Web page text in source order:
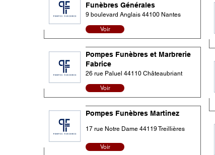
Funèbres Générales
9 boulevard Anglais 44100 Nantes
Voir
Pompes Funèbres et Marbrerie
Fabrice
26 rue Paluel 44110 Châteaubriant
Voir
Pompes Funèbres Martinez
17 rue Notre Dame 44119 Treillières
Voir